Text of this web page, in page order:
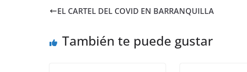
EL CARTEL DEL COVID EN BARRANQUILLA
También te puede gustar